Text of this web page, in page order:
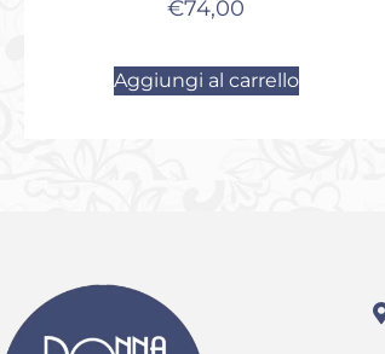
€74,00
Aggiungi al carrello